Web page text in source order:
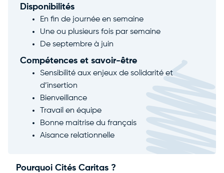
Disponibilités
En fin de journée en semaine
Une ou plusieurs fois par semaine
De septembre à juin
Compétences et savoir-être
Sensibilité aux enjeux de solidarité et
d’insertion
Bienveillance
Travail en équipe
Bonne maitrise du français
Aisance relationnelle
Pourquoi Cités Caritas ?